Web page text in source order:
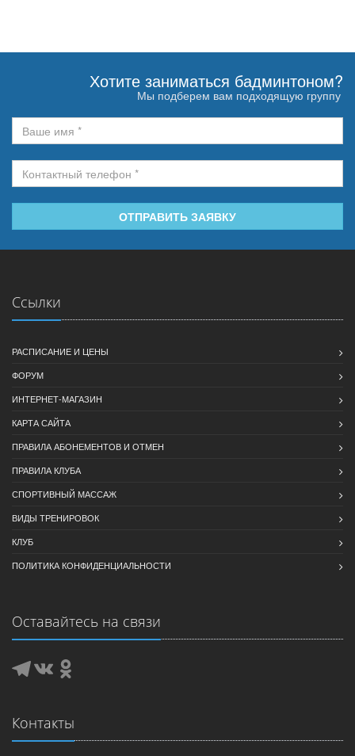
Хотите заниматься бадминтоном?
Мы подберем вам подходящую группу
ОТПРАВИТЬ ЗАЯВКУ
Ссылки
РАСПИСАНИЕ И ЦЕНЫ
ФОРУМ
ИНТЕРНЕТ-МАГАЗИН
КАРТА САЙТА
ПРАВИЛА АБОНЕМЕНТОВ И ОТМЕН
ПРАВИЛА КЛУБА
СПОРТИВНЫЙ МАССАЖ
ВИДЫ ТРЕНИРОВОК
КЛУБ
ПОЛИТИКА КОНФИДЕНЦИАЛЬНОСТИ
Оставайтесь на связи
Контакты